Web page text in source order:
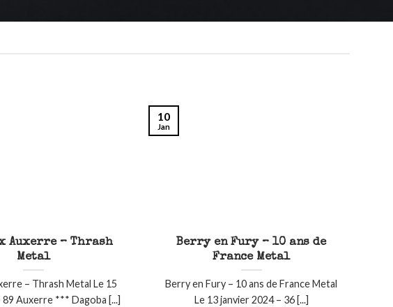
Auxerre – Thrash
Metal
– Thrash Metal Le 15
89 Auxerre *** Dagoba [...]
Berry en Fury – 10 ans de
France Metal
Berry en Fury – 10 ans de France Metal
Le 13 janvier 2024 – 36 [...]
10
Jan